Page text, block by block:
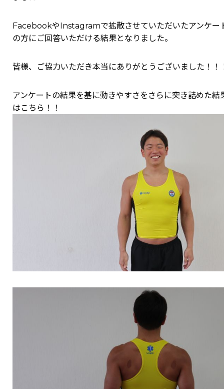
FacebookやInstagramで拡散させていただいたアンケー
の方にご回答いただける結果となりました。
皆様、ご協力いただき本当にありがとうございました！！
アンケートの結果を基に動きやすさをさらに突き詰めた結
はこちら！！